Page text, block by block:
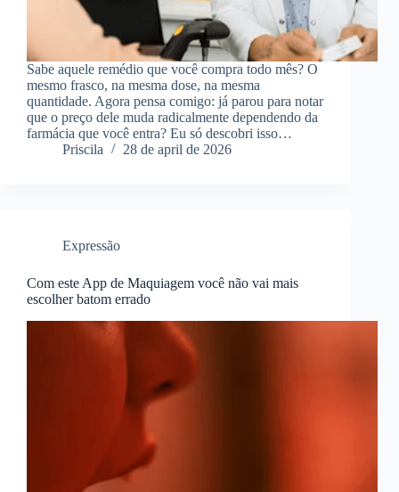
Sabe aquele remédio que você compra todo mês? O
mesmo frasco, na mesma dose, na mesma
quantidade. Agora pensa comigo: já parou para notar
que o preço dele muda radicalmente dependendo da
farmácia que você entra? Eu só descobri isso…
Priscila
28 de april de 2026
Expressão
Com este App de Maquiagem você não vai mais
escolher batom errado